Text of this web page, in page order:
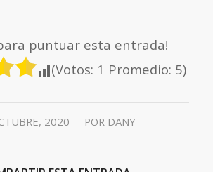
puntuar esta entrada!
(Votos: 1 Promedio: 5)
2020
/ POR DANY